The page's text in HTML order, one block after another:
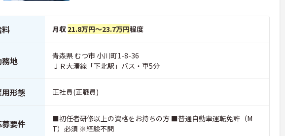
月収 21.8万円～23.7万円程度
地
青森県 むつ市 小川町1-8-36
ＪＲ大湊線「下北駅」バス・車5分
形態 正社員(正職員)
募要件
■初任者研修以上の資格をお持ちの方 ■普通自動車運転免許（M
T）必須 ※経験不問